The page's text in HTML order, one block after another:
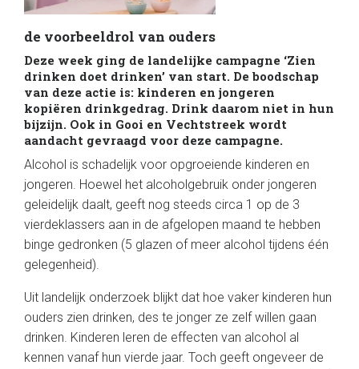
de voorbeeldrol van ouders
Deze week ging de landelijke campagne ‘Zien
drinken doet drinken’ van start. De boodschap
van deze actie is: kinderen en jongeren
kopiëren drinkgedrag. Drink daarom niet in hun
bijzijn. Ook in Gooi en Vechtstreek wordt
aandacht gevraagd voor deze campagne.
Alcohol is schadelijk voor opgroeiende kinderen en
jongeren. Hoewel het alcoholgebruik onder jongeren
geleidelijk daalt, geeft nog steeds circa 1 op de 3
vierdeklassers aan in de afgelopen maand te hebben
binge gedronken (5 glazen of meer alcohol tijdens één
gelegenheid).
Uit landelijk onderzoek blijkt dat hoe vaker kinderen hun
ouders zien drinken, des te jonger ze zelf willen gaan
drinken. Kinderen leren de effecten van alcohol al
kennen vanaf hun vierde jaar. Toch geeft ongeveer de